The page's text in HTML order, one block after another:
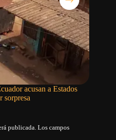
acusan a Estados
sorpresa
publicada. Los campos